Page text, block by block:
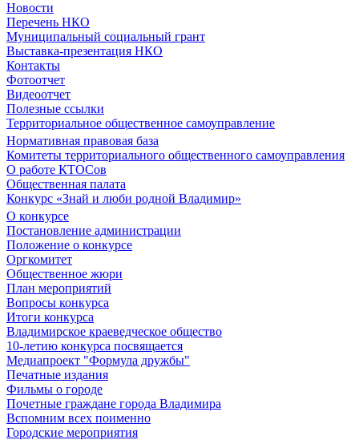
Новости
Перечень НКО
Муниципальный социальный грант
Выставка-презентация НКО
Контакты
Фотоотчет
Видеоотчет
Полезные ссылки
Территориальное общественное самоуправление
Нормативная правовая база
Комитеты территориального общественного самоуправления
О работе КТОСов
Общественная палата
Конкурс «Знай и люби родной Владимир»
О конкурсе
Постановление администрации
Положение о конкурсе
Оргкомитет
Общественное жюри
План мероприятий
Вопросы конкурса
Итоги конкурса
Владимирское краеведческое общество
10-летию конкурса посвящается
Медиапроект "Формула дружбы"
Печатные издания
Фильмы о городе
Почетные граждане города Владимира
Вспомним всех поименно
Городские мероприятия